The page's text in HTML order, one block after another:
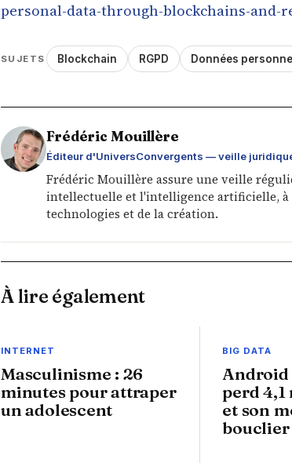
personal-data-through-blockchains-and-
SUJETS Blockchain RGPD Données
Frédéric Mouillère
Éditeur d'UniversConvergents — veille
Frédéric Mouillère assure une veille
intellectuelle et l'intelligence artificielle, à
technologies et de la création.
À lire également
INTERNET
Masculinisme : 26
minutes pour attraper
un adolescent
BIG DATA
Android
perd
et son
bouclier